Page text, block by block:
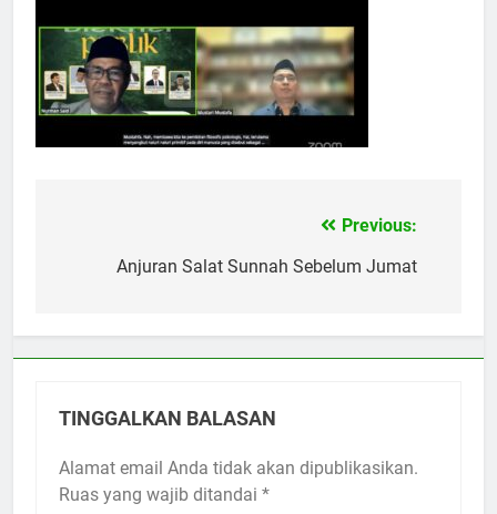
Previous:
Anjuran Salat Sunnah Sebelum Jumat
TINGGALKAN BALASAN
Alamat email Anda tidak akan dipublikasikan.
Ruas yang wajib ditandai *